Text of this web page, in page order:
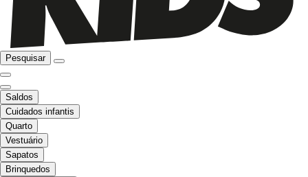
Pesquisar
Saldos
Cuidados infantis
Quarto
Vestuário
Sapatos
Brinquedos